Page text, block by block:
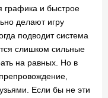
графика и быстрое
делают игру
подводит система
слишком сильные
на равных. Но в
Если бы не эти